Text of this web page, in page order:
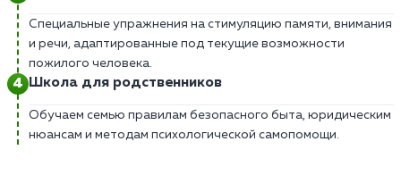
Специальные упражнения на стимуляцию памяти, внимания
и речи, адаптированные под текущие возможности
пожилого человека.
Школа для родственников
Обучаем семью правилам безопасного быта, юридическим
нюансам и методам психологической самопомощи.